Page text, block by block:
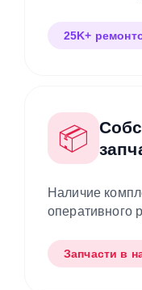
25K+
📦
Наличие
оперативного
Запчасти в